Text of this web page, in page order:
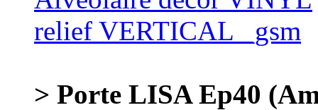
> Porte LISA Ep40